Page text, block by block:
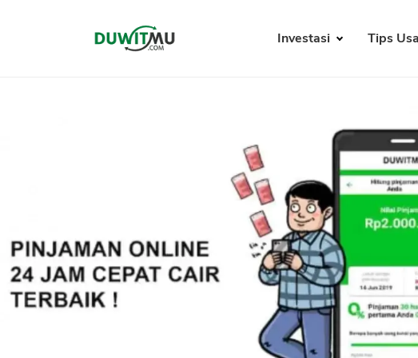
Investasi Tips